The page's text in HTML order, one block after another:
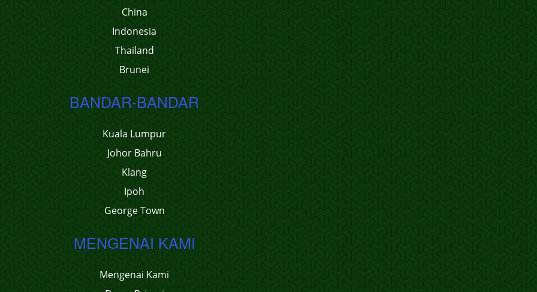
China
Indonesia
Thailand
Brunei
BANDAR-BANDAR
Kuala Lumpur
Johor Bahru
Klang
Ipoh
George Town
MENGENAI KAMI
Mengenai Kami